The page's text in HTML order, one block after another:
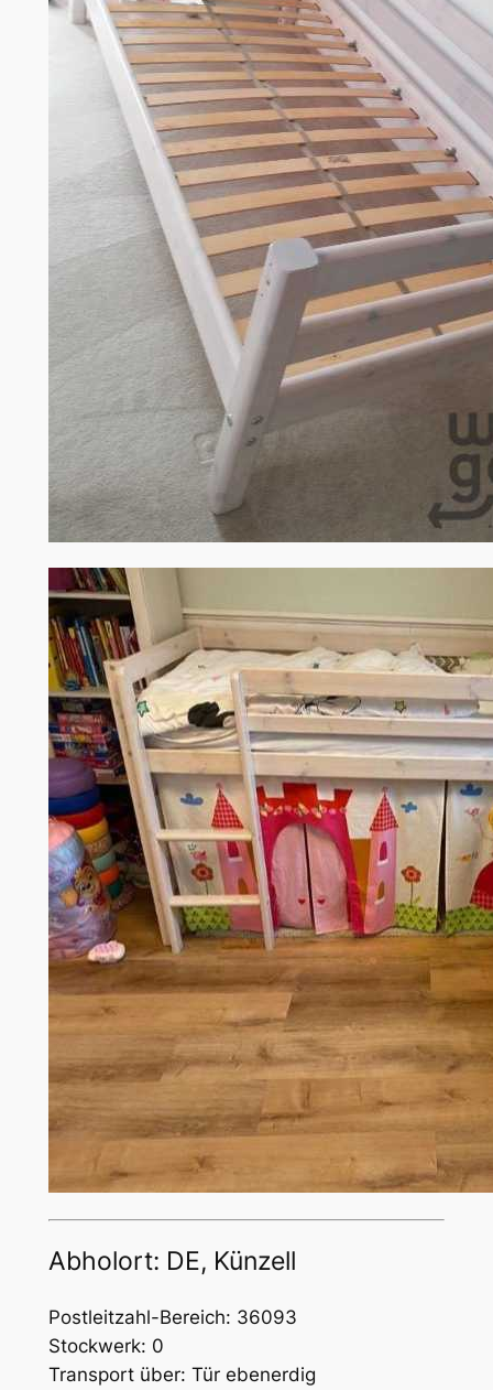
Abholort: DE, Künzell
Postleitzahl-Bereich: 36093
Stockwerk: 0
Transport über: Tür ebenerdig